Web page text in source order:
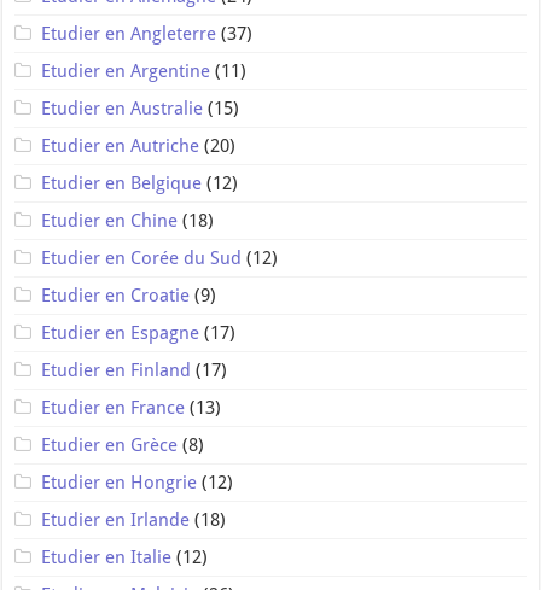
Etudier en Angleterre (37)
Etudier en Argentine (11)
Etudier en Australie (15)
Etudier en Autriche (20)
Etudier en Belgique (12)
Etudier en Chine (18)
Etudier en Corée du Sud (12)
Etudier en Croatie (9)
Etudier en Espagne (17)
Etudier en Finland (17)
Etudier en France (13)
Etudier en Grèce (8)
Etudier en Hongrie (12)
Etudier en Irlande (18)
Etudier en Italie (12)